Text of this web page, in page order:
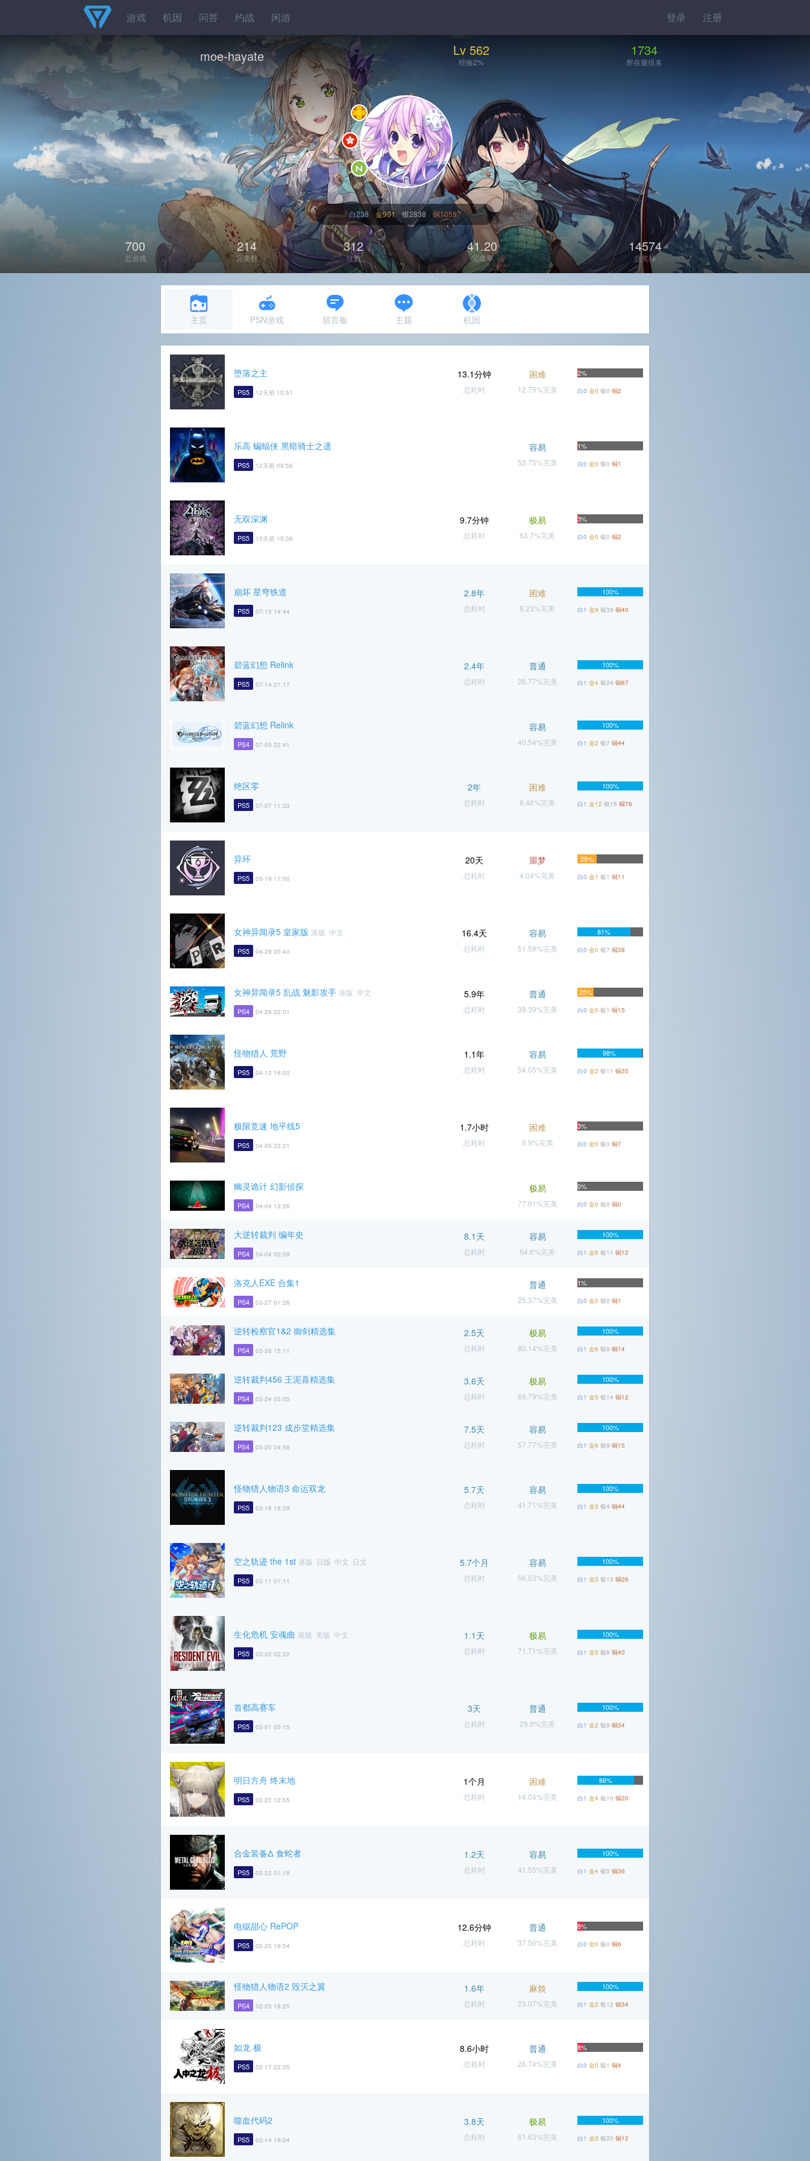
登录 注册
游戏 机因 问答 约战 闲游
moe-hayate Lv 562
经验2%
1734
所在服排名
白238 金901 银2838 铜10597
700
总游戏
214
完美数
312
坑数
41.20
完成率
14574
总奖杯
主页 PSN游戏 留言板 主题 机因
堕落之主
PS5 12天前 10:51
13.1分钟
总耗时
困难
12.75%完美
2%
白0 金0 银0 铜2
乐高 蝙蝠侠 黑暗骑士之遗
PS5 12天前 09:56
容易
53.75%完美
1%
白0 金0 银0 铜1
无双深渊
PS5 13天前 15:36
9.7分钟
总耗时
极易
63.7%完美
3%
白0 金0 银0 铜2
崩坏 星穹铁道
PS5 07-15 14:44
2.8年
总耗时
困难
8.23%完美
100%
白1 金9 银39 铜40
碧蓝幻想 Relink
PS5 07-14 21:17
2.4年
总耗时
普通
26.77%完美
100%
白1 金4 银24 铜67
碧蓝幻想 Relink
PS4 07-09 22:41
容易
40.54%完美
100%
白1 金2 银7 铜44
绝区零
PS5 07-07 11:33
2年
总耗时
困难
6.46%完美
100%
白1 金12 银15 铜76
异环
PS5 05-19 11:00
20天
总耗时
噩梦
4.04%完美
29%
白0 金1 银1 铜11
女神异闻录5 皇家版 港版 中文
PS5 04-29 00:40
16.4天
总耗时
容易
51.59%完美
81%
白0 金0 银7 铜38
女神异闻录5 乱战 魅影攻手 港版 中文
PS4 04-28 22:01
5.9年
总耗时
普通
38.39%完美
25%
白0 金0 银1 铜15
怪物猎人 荒野
PS5 04-12 16:00
1.1年
总耗时
容易
54.05%完美
98%
白0 金2 银11 铜35
极限竞速 地平线5
PS5 04-05 23:21
1.7小时
总耗时
困难
6.9%完美
3%
白0 金0 银0 铜7
幽灵诡计 幻影侦探
PS4 04-04 13:26
极易
77.91%完美
0%
白0 金0 银0 铜0
大逆转裁判 编年史
PS4 04-04 00:09
8.1天
总耗时
容易
54.6%完美
100%
白1 金6 银11 铜12
洛克人EXE 合集1
PS4 03-27 01:26
普通
25.37%完美
1%
白0 金0 银0 铜1
逆转检察官1&2 御剑精选集
PS4 03-26 15:11
2.5天
总耗时
极易
80.14%完美
100%
白1 金6 银9 铜14
逆转裁判456 王泥喜精选集
PS4 03-24 03:05
3.6天
总耗时
极易
69.79%完美
100%
白1 金5 银14 铜12
逆转裁判123 成步堂精选集
PS4 03-20 04:56
7.5天
总耗时
容易
57.77%完美
100%
白1 金6 银9 铜15
怪物猎人物语3 命运双龙
PS5 03-18 18:29
5.7天
总耗时
容易
41.71%完美
100%
白1 金3 银4 铜44
空之轨迹 the 1st 港版 日版 中文 日文
PS5 03-11 01:11
5.7个月
总耗时
容易
56.53%完美
100%
白1 金3 银13 铜26
生化危机 安魂曲 港版 美版 中文
PS5 03-02 02:22
1.1天
总耗时
极易
71.71%完美
100%
白1 金3 银6 铜40
首都高赛车
PS5 03-01 00:15
3天
总耗时
普通
29.9%完美
100%
白1 金2 银9 铜34
明日方舟 终末地
PS5 02-22 12:55
1个月
总耗时
困难
14.04%完美
86%
白1 金4 银10 铜20
合金装备Δ 食蛇者
PS5 02-22 01:18
1.2天
总耗时
容易
41.55%完美
100%
白1 金4 银5 铜36
电锯甜心 RePOP
PS5 02-20 19:54
12.6分钟
总耗时
普通
37.56%完美
8%
白0 金0 银0 铜6
怪物猎人物语2 毁灭之翼
PS4 02-20 19:25
1.6年
总耗时
麻烦
23.07%完美
100%
白1 金2 银12 铜34
如龙 极
PS5 02-17 22:35
8.6小时
总耗时
普通
26.74%完美
8%
白0 金0 银1 铜4
噬血代码2
PS5 02-14 19:04
3.8天
总耗时
极易
61.63%完美
100%
白1 金3 银20 铜12